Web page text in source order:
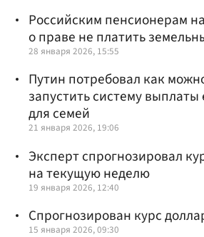
Российским пенсионерам
о праве не платить
28 января 2026, 15:55
Путин потребовал как
запустить систему
для семей
21 января 2026, 19:06
Эксперт спрогнозировал
на текущую неделю
19 января 2026, 12:40
Спрогнозирован курс
15 января 2026, 09:30